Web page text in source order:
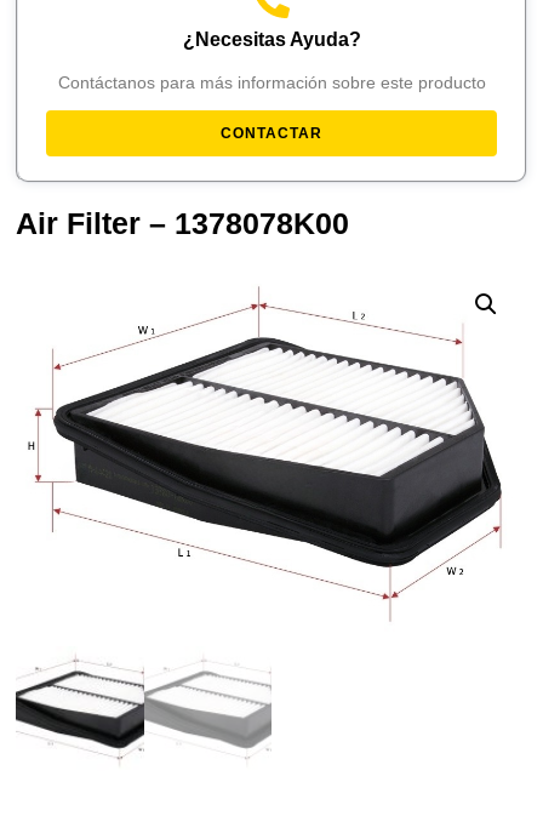
¿Necesitas Ayuda?
Contáctanos para más información sobre este producto
CONTACTAR
Air Filter – 1378078K00